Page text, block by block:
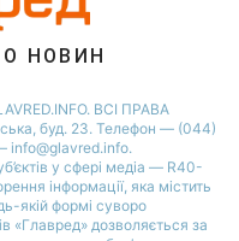
НОВИН
ВСІ ПРАВА
буд. 23. Телефон — (044)
info@glavred.info.
у сфері медіа — R40-
інформації, яка містить
якій формi суворо
«Главред» дозволяється за